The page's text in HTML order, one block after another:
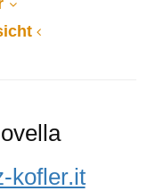
kofler.it